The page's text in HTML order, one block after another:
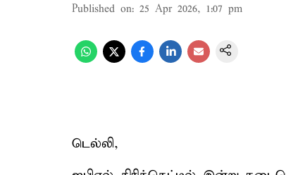
Published on: 25 Apr 2026, 1:07 pm
டெல்லி,